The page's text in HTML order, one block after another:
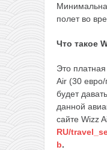
полет во
Что такое
Это
Air (30 евро/
будет
данной
сайте Wizz
RU/
b.